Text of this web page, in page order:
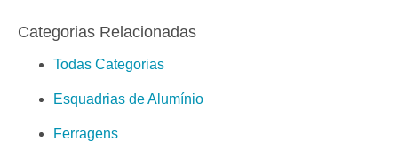
Categorias Relacionadas
Todas Categorias
Esquadrias de Alumínio
Ferragens